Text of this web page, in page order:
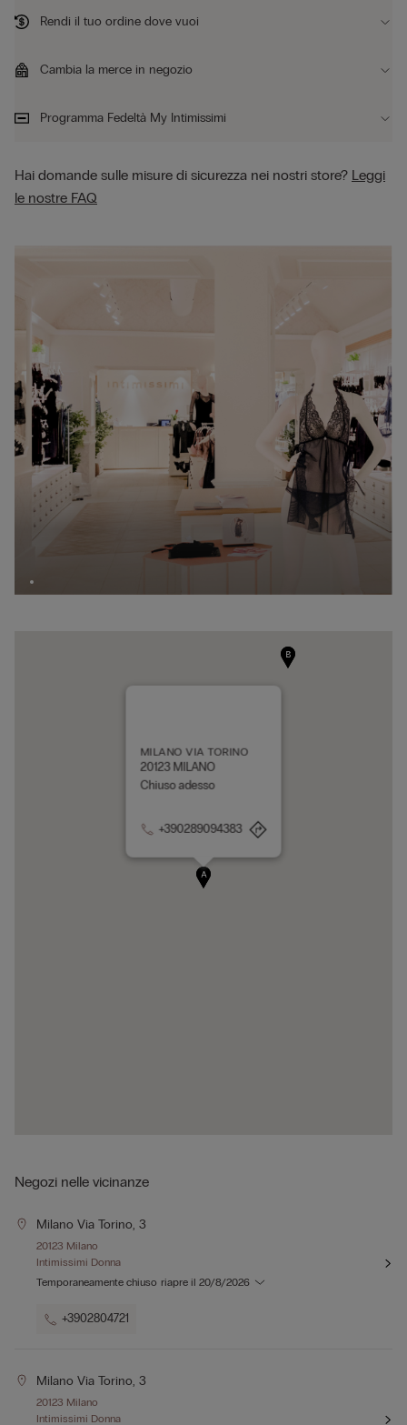
A
B
C
MILANO VIA TORINO
20123 MILANO
Chiuso adesso
+390289094383
Rendi il tuo ordine dove vuoi
Cambia la merce in negozio
Programma Fedeltà My Intimissimi
Hai domande sulle misure di sicurezza nei nostri store? Leggi
le nostre FAQ
Negozi nelle vicinanze
Milano Via Torino, 3
20123 Milano
Intimissimi Donna
Temporaneamente chiuso riapre il 20/8/2026
+3902804721
Milano Via Torino, 3
20123 Milano
Intimissimi Donna